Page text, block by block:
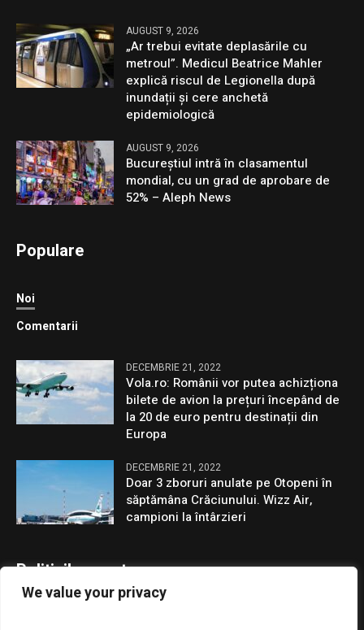
We value your privacy
AUGUST 9, 2026
„Ar trebui evitate deplasările cu
metroul”. Medicul Beatrice Mahler
explică riscul de Legionella după
inundații și cere anchetă
epidemiologică
AUGUST 9, 2026
Bucureștiul intră în clasamentul
mondial, cu un grad de aprobare de
52% – Aleph News
Populare
Noi
Comentarii
DECEMBRIE 21, 2022
Vola.ro: Românii vor putea achizționa
bilete de avion la prețuri începând de
la 20 de euro pentru destinații din
Europa
DECEMBRIE 21, 2022
Doar 3 zboruri anulate pe Otopeni în
săptămâna Crăciunului. Wizz Air,
campioni la întârzieri
Politicile noastre